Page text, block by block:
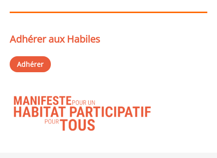
Adhérer aux Habiles
Adhérer